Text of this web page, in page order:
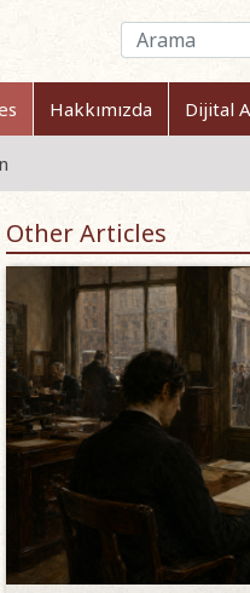
Hakkımızda Dijital
Other Articles